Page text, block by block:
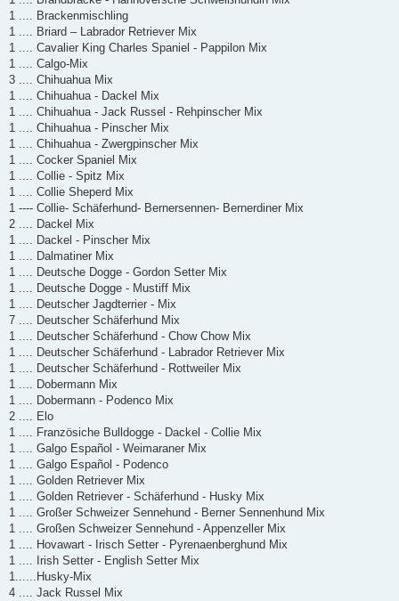
1 .... Brackenmischling
1 .... Briard – Labrador Retriever Mix
1 .... Cavalier King Charles Spaniel - Pappilon Mix
1 .... Calgo-Mix
3 .... Chihuahua Mix
1 .... Chihuahua - Dackel Mix
1 .... Chihuahua - Jack Russel - Rehpinscher Mix
1 .... Chihuahua - Pinscher Mix
1 .... Chihuahua - Zwergpinscher Mix
1 .... Cocker Spaniel Mix
1 .... Collie - Spitz Mix
1 .... Collie Sheperd Mix
1 ---- Collie- Schäferhund- Bernersennen- Bernerdiner Mix
2 .... Dackel Mix
1 .... Dackel - Pinscher Mix
1 .... Dalmatiner Mix
1 .... Deutsche Dogge - Gordon Setter Mix
1 .... Deutsche Dogge - Mustiff Mix
1 .... Deutscher Jagdterrier - Mix
7 .... Deutscher Schäferhund Mix
1 .... Deutscher Schäferhund - Chow Chow Mix
1 .... Deutscher Schäferhund - Labrador Retriever Mix
1 .... Deutscher Schäferhund - Rottweiler Mix
1 .... Dobermann Mix
1 .... Dobermann - Podenco Mix
2 .... Elo
1 .... Französiche Bulldogge - Dackel - Collie Mix
1 .... Galgo Español - Weimaraner Mix
1 .... Galgo Español - Podenco
1 .... Golden Retriever Mix
1 .... Golden Retriever - Schäferhund - Husky Mix
1 .... Großer Schweizer Sennehund - Berner Sennenhund Mix
1 .... Großen Schweizer Sennehund - Appenzeller Mix
1 .... Hovawart - Irisch Setter - Pyrenaenberghund Mix
1 .... Irish Setter - English Setter Mix
1......Husky-Mix
4 .... Jack Russel Mix